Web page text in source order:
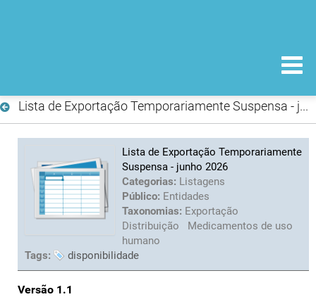
Lista de Exportação Temporariamente Suspensa - junho 2026
Lista de Exportação Temporariamente
Suspensa - junho 2026
Categorias: Listagens
Público: Entidades
Taxonomias: Exportação
Distribuição
Medicamentos de uso
humano
Tags:
disponibilidade
Versão 1.1